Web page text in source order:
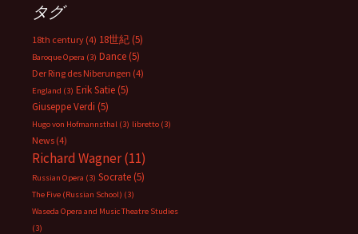
ブ
タグ
18th century (4) 18世紀 (5)
Baroque Opera (3) Dance (5)
Der Ring des Niberungen (4)
England (3) Erik Satie (5)
Giuseppe Verdi (5)
Hugo von Hofmannsthal (3) libretto (3)
News (4)
Richard Wagner(11)
Russian Opera (3) Socrate (5)
The Five (Russian School) (3)
Waseda Opera and Music Theatre Studies
(3)